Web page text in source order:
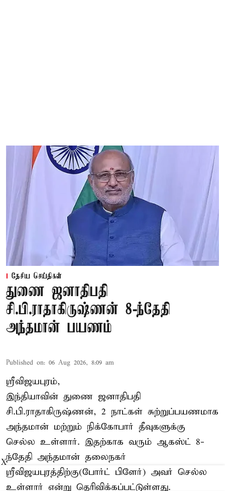
தேசிய செய்திகள்
துணை ஜனாதிபதி
சி.பி.ராதாகிருஷ்ணன் 8-ந்தேதி
அந்தமான் பயணம்
Published on: 06 Aug 2026, 8:09 am
ஸ்ரீவிஜயபுரம்,
இந்தியாவின் துணை ஜனாதிபதி
சி.பி.ராதாகிருஷ்ணன், 2 நாட்கள் சுற்றுப்பயணமாக
அந்தமான் மற்றும் நிக்கோபார் தீவுகளுக்கு
செல்ல உள்ளார். இதற்காக வரும் ஆகஸ்ட் 8-
ந்தேதி அந்தமான் தலைநகர்
ஸ்ரீவிஜயபுரத்திற்கு(போர்ட் பிளேர்) அவர் செல்ல
உள்ளார் என்று தெரிவிக்கப்பட்டுள்ளது.
X